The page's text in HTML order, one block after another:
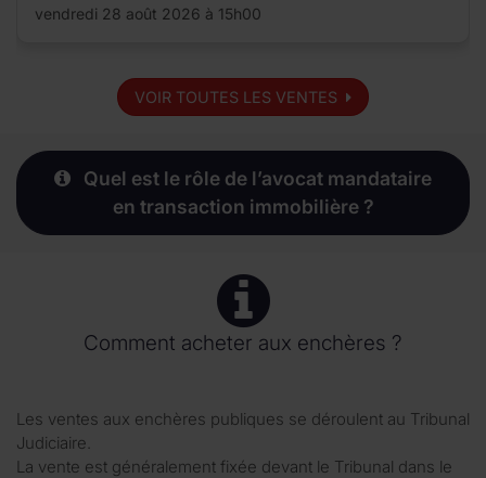
vendredi 28 août 2026 à 15h00
VOIR TOUTES LES VENTES
en transaction immobilière ?
Comment acheter aux enchères ?
Les ventes aux enchères publiques se déroulent au Tribunal
Judiciaire.
La vente est généralement fixée devant le Tribunal dans le